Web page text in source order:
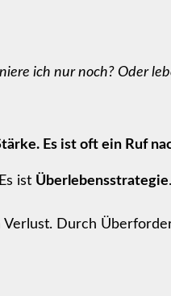
ich nur noch? Oder
Es ist oft ein Ruf
ist Überlebensstrategie.
Durch